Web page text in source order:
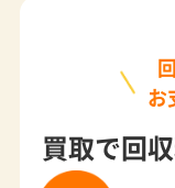
お
買取で回